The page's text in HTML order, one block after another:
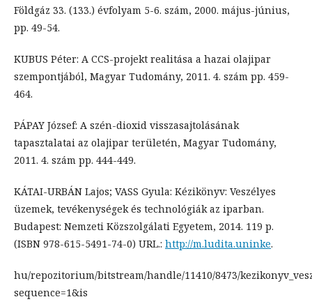
Földgáz 33. (133.) évfolyam 5-6. szám, 2000. május-június,
pp. 49-54.
KUBUS Péter: A CCS-projekt realitása a hazai olajipar
szempontjából, Magyar Tudomány, 2011. 4. szám pp. 459-
464.
PÁPAY József: A szén-dioxid visszasajtolásának
tapasztalatai az olajipar területén, Magyar Tudomány,
2011. 4. szám pp. 444-449.
KÁTAI-URBÁN Lajos; VASS Gyula: Kézikönyv: Veszélyes
üzemek, tevékenységek és technológiák az iparban.
Budapest: Nemzeti Közszolgálati Egyetem, 2014. 119 p.
(ISBN 978-615-5491-74-0) URL.: http://m.ludita.uninke.
hu/repozitorium/bitstream/handle/11410/8473/
sequence=1&is